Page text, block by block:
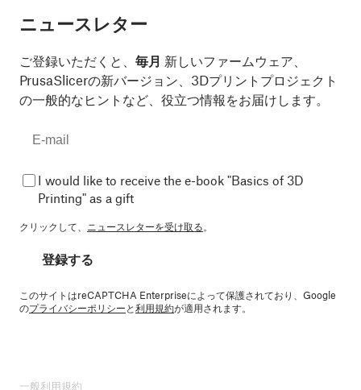
ニュースレター
ご登録いただくと、 毎月 新しいファームウェア、
PrusaSlicerの新バージョン、3Dプリントプロジェクト
の一般的なヒントなど、役立つ情報をお届けします。
I would like to receive the e-book "Basics of 3D
Printing" as a gift
クリックして、 ニュースレターを受け取る。
登録する
このサイトはreCAPTCHA Enterpriseによって保護されており、Google
のプライバシーポリシーと利用規約が適用されます。
一般利用規約